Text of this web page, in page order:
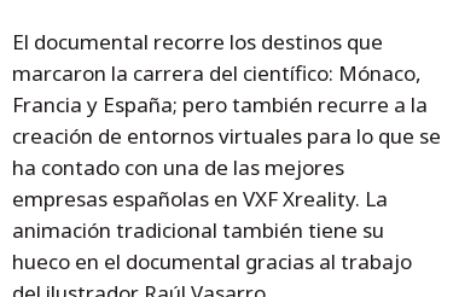
El documental recorre los destinos que
marcaron la carrera del científico: Mónaco,
Francia y España; pero también recurre a la
creación de entornos virtuales para lo que se
ha contado con una de las mejores
empresas españolas en VXF Xreality. La
animación tradicional también tiene su
hueco en el documental gracias al trabajo